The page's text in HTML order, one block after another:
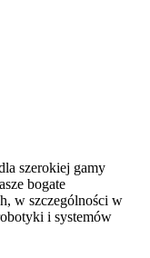
szerokiej gamy
bogate
w szczególności w
i systemów